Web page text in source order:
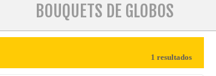
BOUQUETS DE GLOBOS
1 resultados